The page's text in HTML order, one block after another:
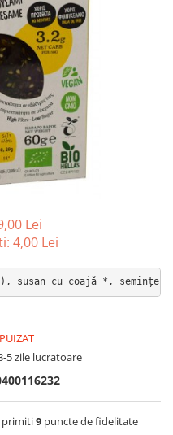
Lei
4,00 Lei
5 zile lucratoare
primiti9 puncte de fidelitate